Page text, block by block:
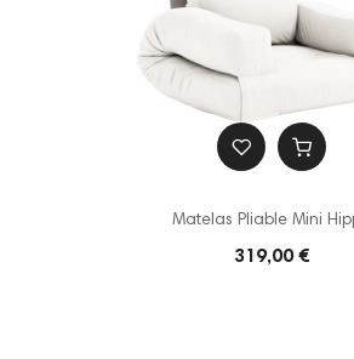
Matelas Pliable Mini
319,00 €